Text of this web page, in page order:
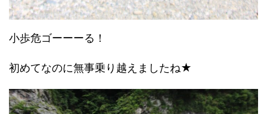
小歩危ゴーーーる！
初めてなのに無事乗り越えましたね★